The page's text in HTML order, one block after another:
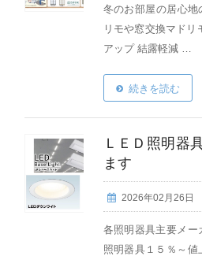
冬のお部屋の居心
リモや窓交換マド
アップ 結露軽減 …
続きを読む
ＬＥＤ照明器
ます
2026年02月26日
各照明器具主要メー
照明器具１５％～